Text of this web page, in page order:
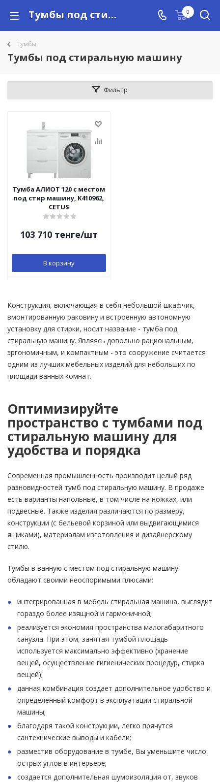
Тумбы под стиральную машину купить в Алматы с доставкой по Казахстану, цены 0
Тумбы
Тумбы под стиральную машину
Фильтр
Тумба АЛИОТ 120 с местом
под стир машину, K410962,
CETUS
103 710 тенге/шт
В корзину
Конструкция, включающая в себя небольшой шкафчик,
вмонтированную раковину и встроенную автономную
установку для стирки, носит название - тумба под
стиральную машину. Являясь довольно рациональным,
эргономичным, и компактным - это сооружение считается
одним из лучших мебельных изделий для небольших по
площади ванных комнат.
Оптимизируйте
пространство с тумбами под
стиральную машину для
удобства и порядка
Современная промышленность производит целый ряд
разновидностей тумб под стиральную машину. В продаже
есть варианты напольные, в том числе на ножках, или
подвесные. Также изделия различаются по размеру,
конструкции (с бельевой корзиной или выдвигающимися
ящиками), материалам изготовления и дизайнерскому
стилю.
Тумбы в ванную с местом под стиральную машину
обладают своими неоспоримыми плюсами:
интегрированная в мебель стиральная машина, выглядит
гораздо более изящной и гармоничной;
реализуется экономия пространства малогабаритного
санузла. При этом, занятая тумбой площадь
используется максимально эффективно (хранение
вещей, осуществление гигиенических процедур, стирка
вещей);
данная комбинация создает дополнительное удобство и
определенный комфорт в эксплуатации стиральной
машины;
благодаря такой конструкции, легко прячутся
сантехнические выводы и кабели;
разместив оборудование в тумбе, Вы уменьшите число
острых углов в интерьере;
создается дополнительная шумоизоляция от, звуков